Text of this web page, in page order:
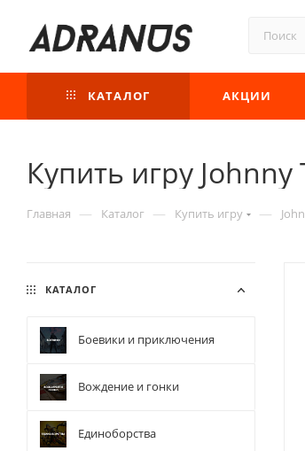
КАТАЛОГ АКЦИИ
Купить игру Johnny
Главная — Каталог — Купить игру —
КАТАЛОГ
Боевики и приключения
Вождение и гонки
Единоборства